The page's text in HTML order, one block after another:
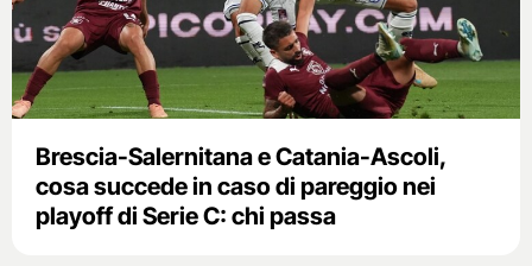
Brescia-Salernitana e Catania-Ascoli,
cosa succede in caso di pareggio nei
playoff di Serie C: chi passa